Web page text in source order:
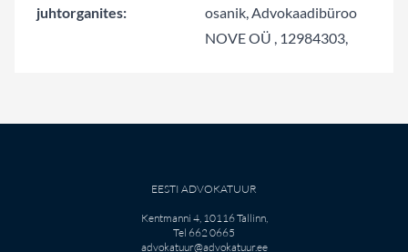
juhtorganites:
osanik, Advokaadibüroo
NOVE OÜ , 12984303,
EESTI ADVOKATUUR
Kentmanni 4, 10116 Tallinn,
Tel 662 0665
advokatuur@advokatuur.ee